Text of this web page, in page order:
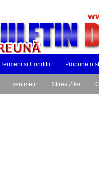
Termeni si Conditii Propune o
Eveniment Stirea Zilei